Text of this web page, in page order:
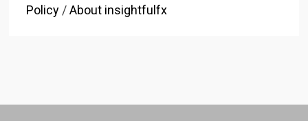
Policy/About insightfulfx